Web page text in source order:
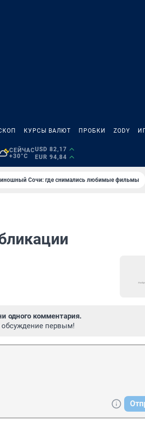
КУРСЫ ВАЛЮТ ПРОБКИ ZODY
СЕЙЧАС
+30°C
USD 82,17
EUR 94,84
Сочи: где снимались любимые фильмы
одного комментария.
обсуждение первым!